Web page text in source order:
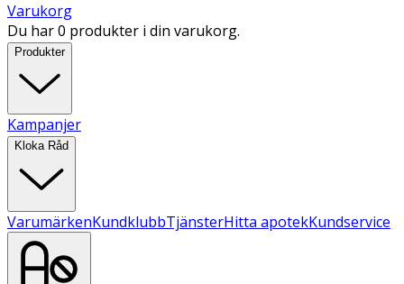
Varukorg
Du har 0 produkter i din varukorg.
Produkter
Kampanjer
Kloka Råd
VarumärkenKundklubbTjänsterHitta apotekKundservice